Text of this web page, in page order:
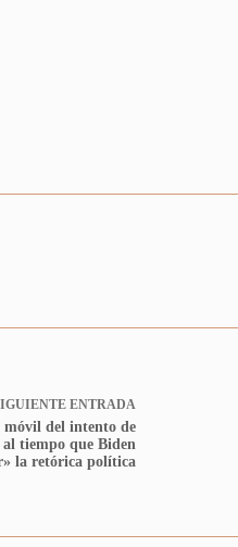
ENTRADA
del intento de
tiempo que Biden
la retórica política